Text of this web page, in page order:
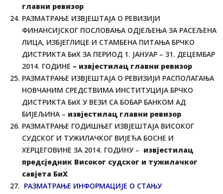
главни ревизор
РАЗМАТРАЊЕ ИЗВЈЕШТАЈА О РЕВИЗИЈИ
ФИНАНСИЈСКОГ ПОСЛОВАЊА ОДЈЕЉЕЊА ЗА РАСЕЉЕНА
ЛИЦА, ИЗБЈЕГЛИЦЕ И СТАМБЕНА ПИТАЊА БРЧКО
ДИСТРИКТА БиХ ЗА ПЕРИОД 1. ЈАНУАР – 31. ДЕЦЕМБАР
2014. ГОДИНЕ – извјестилац главни ревизор
РАЗМАТРАЊЕ ИЗВЈЕШТАЈА О РЕВИЗИЈИ РАСПОЛАГАЊА
НОВЧАНИМ СРЕДСТВИМА ИНСТИТУЦИЈА БРЧКО
ДИСТРИКТА БиХ У ВЕЗИ СА БОБАР БАНКОМ АД
БИЈЕЉИНА – извјестилац главни ревизор
РАЗМАТРАЊЕ ГОДИШЊЕГ ИЗВЈЕШТАЈА ВИСОКОГ
СУДСКОГ И ТУЖИЛАЧКОГ ВИЈЕЋА БОСНЕ И
ХЕРЦЕГОВИНЕ ЗА 2014. ГОДИНУ – извјестилац
предсједник Високог судског и тужилачког
савјета БиХ
РАЗМАТРАЊЕ ИНФОРМАЦИЈЕ О СТАЊУ